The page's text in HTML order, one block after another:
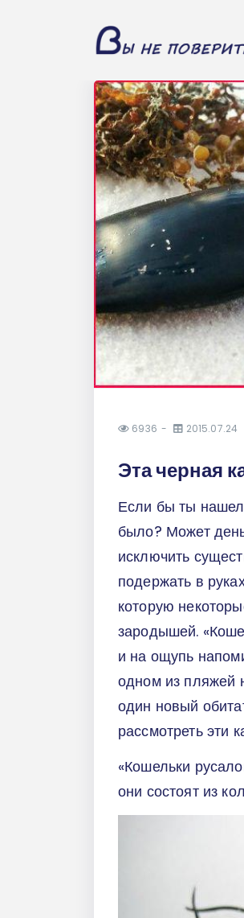
6936 2015.07.24
Эта черная
Если бы ты
было? Может
исключить
подержать в
которую
зародышей.
и на ощупь
одном из пляжей
один новый
рассмотреть эти
«Кошельки
они состоят из